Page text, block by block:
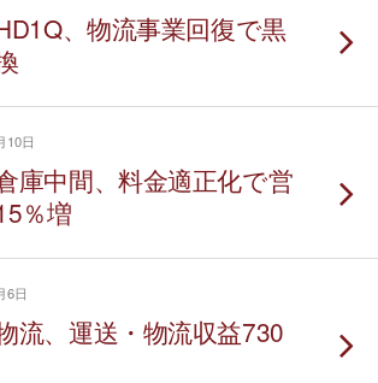
、物流事業回復で黒
10日
庫中間、料金適正化で営
％増
6日
流、運送・物流収益730